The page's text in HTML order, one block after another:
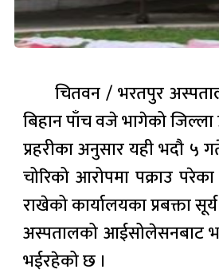
चितवन / भरतपुर
बिहान पाँच वजे भागेको
प्रहरीका अनुसार यही भदौ
चोरिको आरोपमा पक्राउ
राखेको कार्यालयका प्रबक्ता
अस्पतालको आईसोलेसनबाट
भईरहेको छ ।